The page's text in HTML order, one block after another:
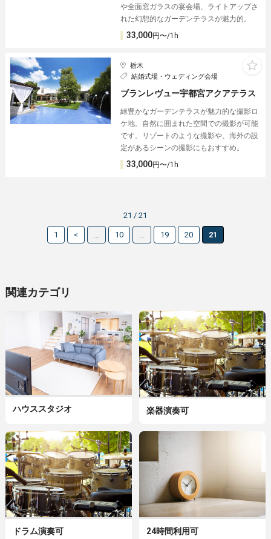
や全面窓ガラスの宴会場、ライトアップさ
れた幻想的なガーデンテラスが魅力的。
33,000円〜/1h
栃木
結婚式場・ウェディング会場
ブランレヴュー宇都宮アクアテラス
緑豊かなガーデンテラスが魅力的な撮影ロ
ケ地。自然に囲まれた空間での撮影が可能
です。リゾートのような撮影や、海外の設
定があるシーンの撮影にもおすすめ。
33,000円〜/1h
21 / 21
1 < ... 10 ... 19 20 21
関連カテゴリ
ハウススタジオ 楽器演奏可
ドラム演奏可 24時間利用可